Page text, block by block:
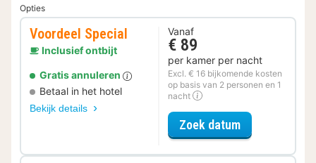
Opties
Voordeel Special
Inclusief ontbijt
Gratis annuleren
Betaal in het hotel
Bekijk details
Vanaf
€ 89
per kamer per nacht
Excl. € 16 bijkomende kosten
op basis van 2 personen en 1
nacht
Zoek datumvoor Voordeel